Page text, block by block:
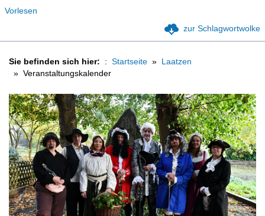
Vorlesen
zur Schlagwortwolke
Sie befinden sich hier: Startseite
Laatzen
Veranstaltungskalender